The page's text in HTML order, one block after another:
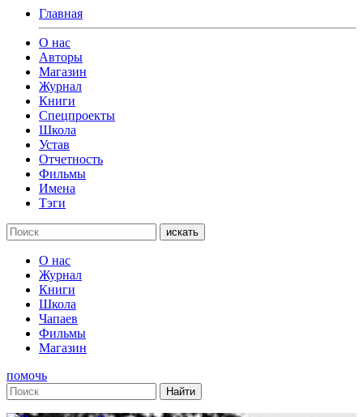
Главная
О нас
Авторы
Магазин
Журнал
Книги
Спецпроекты
Школа
Устав
Отчетность
Фильмы
Имена
Тэги
искать
О нас
Журнал
Книги
Школа
Чапаев
Фильмы
Магазин
помочь